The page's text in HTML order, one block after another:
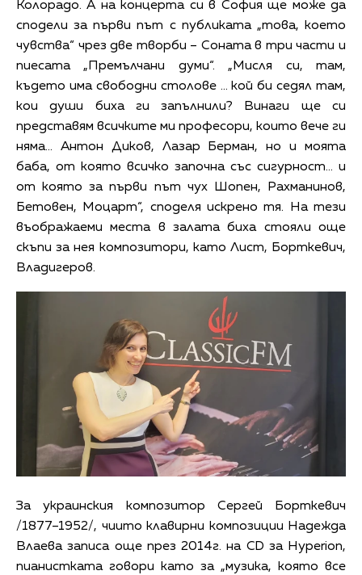
Колорадо. А на концерта си в София ще може да
сподели за първи път с публиката „това, което
чувства“ чрез две творби – Соната в три части и
пиесата „Премълчани думи“. „Мисля си, там,
където има свободни столове … кой би седял там,
кои души биха ги запълнили? Винаги ще си
представям всичките ми професори, които вече ги
няма… Антон Диков, Лазар Берман, но и моята
баба, от която всичко започна със сигурност… и
от която за първи път чух Шопен, Рахманинов,
Бетовен, Моцарт“, споделя искрено тя. На тези
въображаеми места в залата биха стояли още
скъпи за нея композитори, като Лист, Борткевич,
Владигеров.
За украинския композитор Сергей Борткевич
/1877–1952/, чиито клавирни композиции Надежда
Влаева записа още през 2014г. на CD за Hyperion,
пианистката говори като за „музика, която все